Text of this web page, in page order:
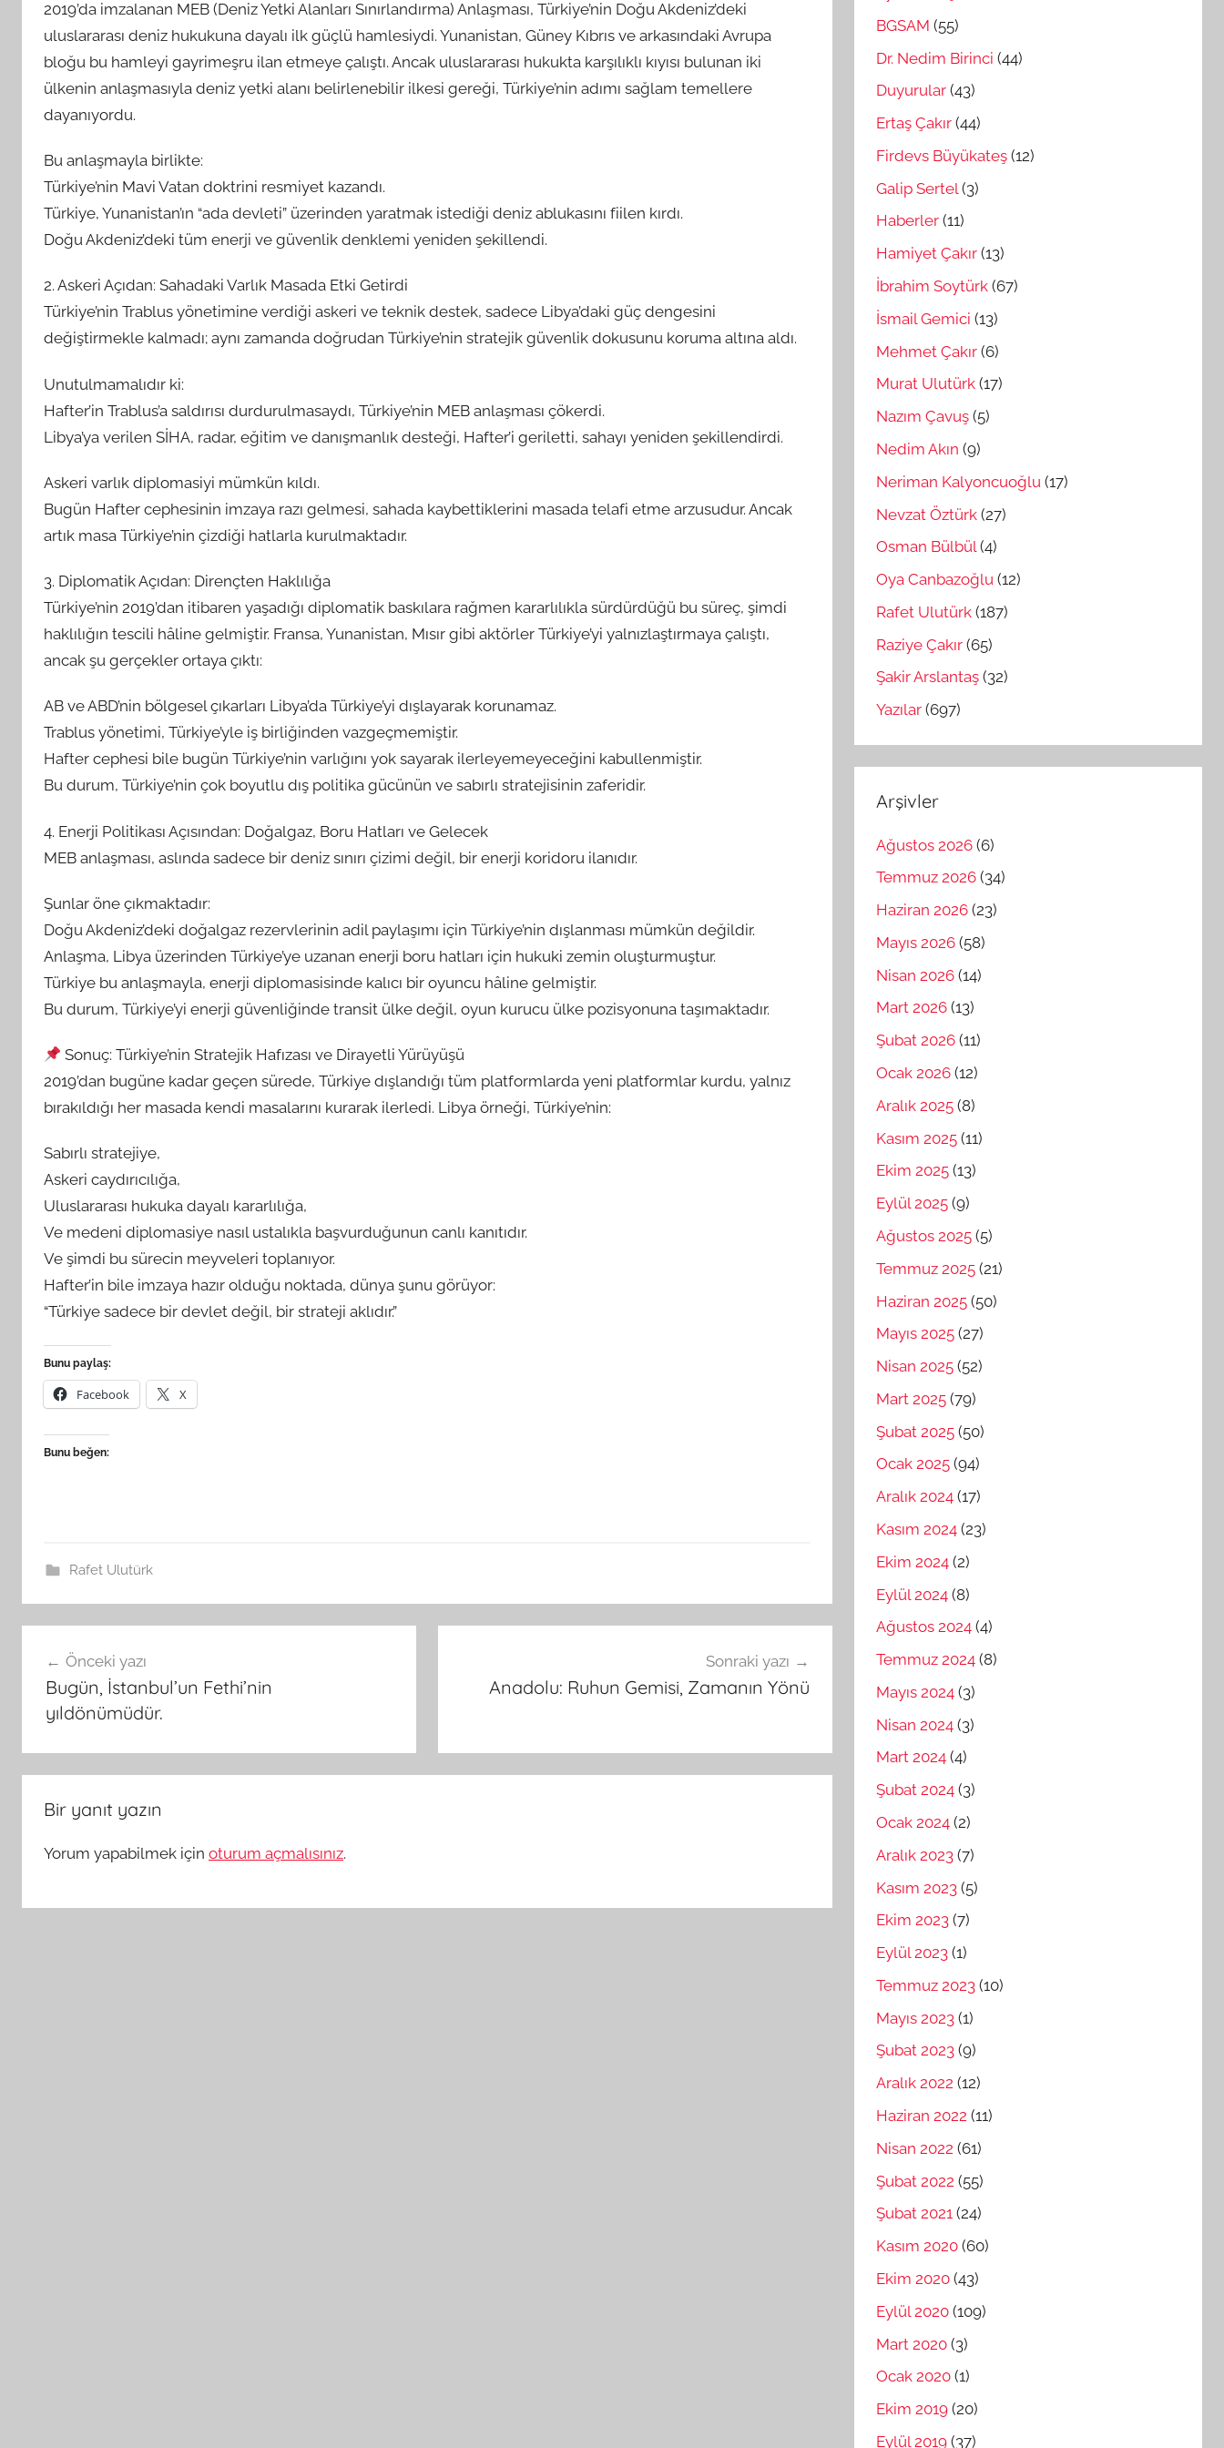
A
M
t
a
a
2019’da imzalanan MEB (Deniz Yetki Alanları Sınırlandırma) Anlaşması, Türkiye’nin Doğu Akdeniz’deki
uluslararası deniz hukukuna dayalı ilk güçlü hamlesiydi. Yunanistan, Güney Kıbrıs ve arkasındaki Avrupa
bloğu bu hamleyi gayrimeşru ilan etmeye çalıştı. Ancak uluslararası hukukta karşılıklı kıyısı bulunan iki
ülkenin anlaşmasıyla deniz yetki alanı belirlenebilir ilkesi gereği, Türkiye’nin adımı sağlam temellere
dayanıyordu.
Bu anlaşmayla birlikte:
Türkiye’nin Mavi Vatan doktrini resmiyet kazandı.
Türkiye, Yunanistan’ın “ada devleti” üzerinden yaratmak istediği deniz ablukasını fiilen kırdı.
Doğu Akdeniz’deki tüm enerji ve güvenlik denklemi yeniden şekillendi.
2. Askeri Açıdan: Sahadaki Varlık Masada Etki Getirdi
Türkiye’nin Trablus yönetimine verdiği askeri ve teknik destek, sadece Libya’daki güç dengesini
değiştirmekle kalmadı; aynı zamanda doğrudan Türkiye’nin stratejik güvenlik dokusunu koruma altına aldı.
Unutulmamalıdır ki:
Hafter’in Trablus’a saldırısı durdurulmasaydı, Türkiye’nin MEB anlaşması çökerdi.
Libya’ya verilen SİHA, radar, eğitim ve danışmanlık desteği, Hafter’i geriletti, sahayı yeniden şekillendirdi.
Askeri varlık diplomasiyi mümkün kıldı.
Bugün Hafter cephesinin imzaya razı gelmesi, sahada kaybettiklerini masada telafi etme arzusudur. Ancak
artık masa Türkiye’nin çizdiği hatlarla kurulmaktadır.
3. Diplomatik Açıdan: Dirençten Haklılığa
Türkiye’nin 2019’dan itibaren yaşadığı diplomatik baskılara rağmen kararlılıkla sürdürdüğü bu süreç, şimdi
haklılığın tescili hâline gelmiştir. Fransa, Yunanistan, Mısır gibi aktörler Türkiye’yi yalnızlaştırmaya çalıştı,
ancak şu gerçekler ortaya çıktı:
AB ve ABD’nin bölgesel çıkarları Libya’da Türkiye’yi dışlayarak korunamaz.
Trablus yönetimi, Türkiye’yle iş birliğinden vazgeçmemiştir.
Hafter cephesi bile bugün Türkiye’nin varlığını yok sayarak ilerleyemeyeceğini kabullenmiştir.
Bu durum, Türkiye’nin çok boyutlu dış politika gücünün ve sabırlı stratejisinin zaferidir.
4. Enerji Politikası Açısından: Doğalgaz, Boru Hatları ve Gelecek
MEB anlaşması, aslında sadece bir deniz sınırı çizimi değil, bir enerji koridoru ilanıdır.
Şunlar öne çıkmaktadır:
Doğu Akdeniz’deki doğalgaz rezervlerinin adil paylaşımı için Türkiye’nin dışlanması mümkün değildir.
Anlaşma, Libya üzerinden Türkiye’ye uzanan enerji boru hatları için hukuki zemin oluşturmuştur.
Türkiye bu anlaşmayla, enerji diplomasisinde kalıcı bir oyuncu hâline gelmiştir.
Bu durum, Türkiye’yi enerji güvenliğinde transit ülke değil, oyun kurucu ülke pozisyonuna taşımaktadır.
Sonuç: Türkiye’nin Stratejik Hafızası ve Dirayetli Yürüyüşü
2019’dan bugüne kadar geçen sürede, Türkiye dışlandığı tüm platformlarda yeni platformlar kurdu, yalnız
bırakıldığı her masada kendi masalarını kurarak ilerledi. Libya örneği, Türkiye’nin:
Sabırlı stratejiye,
Askeri caydırıcılığa,
Uluslararası hukuka dayalı kararlılığa,
Ve medeni diplomasiye nasıl ustalıkla başvurduğunun canlı kanıtıdır.
Ve şimdi bu sürecin meyveleri toplanıyor.
Hafter’in bile imzaya hazır olduğu noktada, dünya şunu görüyor:
“Türkiye sadece bir devlet değil, bir strateji aklıdır.”
Bunu paylaş:
Facebook X
Bunu beğen:
Rafet Ulutürk
gezinmesi
Önceki yazı
Bugün, İstanbul’un Fethi’nin
yıldönümüdür.
Sonraki yazı
Anadolu: Ruhun Gemisi, Zamanın Yönü
Bir yanıt yazın
Yorum yapabilmek için oturum açmalısınız.
BGSAM (55)
Dr. Nedim Birinci (44)
Duyurular (43)
Ertaş Çakır (44)
Firdevs Büyükateş (12)
Galip Sertel (3)
Haberler (11)
Hamiyet Çakır (13)
İbrahim Soytürk (67)
İsmail Gemici (13)
Mehmet Çakır (6)
Murat Ulutürk (17)
Nazım Çavuş (5)
Nedim Akın (9)
Neriman Kalyoncuoğlu (17)
Nevzat Öztürk (27)
Osman Bülbül(4)
Oya Canbazoğlu (12)
Rafet Ulutürk (187)
Raziye Çakır (65)
Şakir Arslantaş (32)
Yazılar (697)
Arşivler
Ağustos 2026 (6)
Temmuz 2026 (34)
Haziran 2026 (23)
Mayıs 2026 (58)
Nisan 2026 (14)
Mart 2026 (13)
Şubat 2026 (11)
Ocak 2026 (12)
Aralık 2025 (8)
Kasım 2025 (11)
Ekim 2025 (13)
Eylül 2025 (9)
Ağustos 2025 (5)
Temmuz 2025 (21)
Haziran 2025 (50)
Mayıs 2025 (27)
Nisan 2025 (52)
Mart 2025 (79)
Şubat 2025 (50)
Ocak 2025 (94)
Aralık 2024 (17)
Kasım 2024 (23)
Ekim 2024 (2)
Eylül 2024 (8)
Ağustos 2024 (4)
Temmuz 2024 (8)
Mayıs 2024 (3)
Nisan 2024 (3)
Mart 2024 (4)
Şubat 2024 (3)
Ocak 2024 (2)
Aralık 2023 (7)
Kasım 2023 (5)
Ekim 2023 (7)
Eylül 2023 (1)
Temmuz 2023 (10)
Mayıs 2023 (1)
Şubat 2023 (9)
Aralık 2022 (12)
Haziran 2022 (11)
Nisan 2022 (61)
Şubat 2022 (55)
Şubat 2021 (24)
Kasım 2020 (60)
Ekim 2020 (43)
Eylül 2020 (109)
Mart 2020 (3)
Ocak 2020 (1)
Ekim 2019 (20)
Eylül 2019 (37)